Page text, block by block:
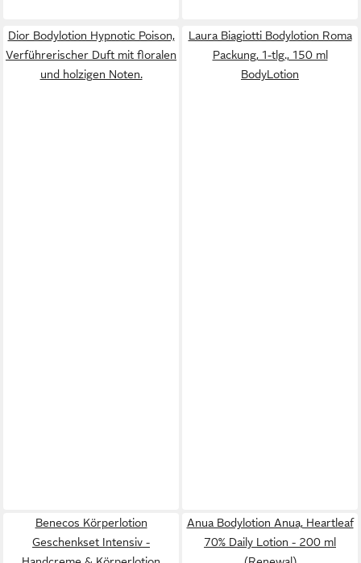
Dior Bodylotion Hypnotic Poison,
Verführerischer Duft mit floralen
und holzigen Noten.
Laura Biagiotti Bodylotion Roma
Packung, 1-tlg., 150 ml
BodyLotion
Benecos Körperlotion
Geschenkset Intensiv -
Anua Bodylotion Anua, Heartleaf
70% Daily Lotion - 200 ml